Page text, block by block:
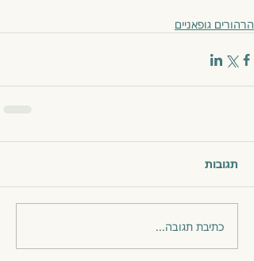
הרהורים גופאניים
תגובות
כתיבת תגובה...